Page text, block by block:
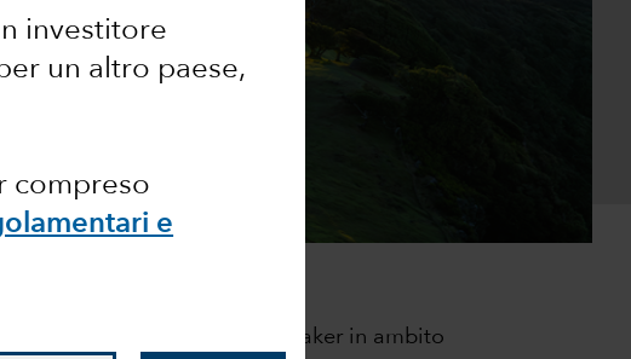
investitore
un altro paese,
compreso
e
300 senior decision maker in ambito